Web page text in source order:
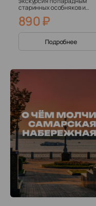
старинных особняков и
890₽
Подробнее